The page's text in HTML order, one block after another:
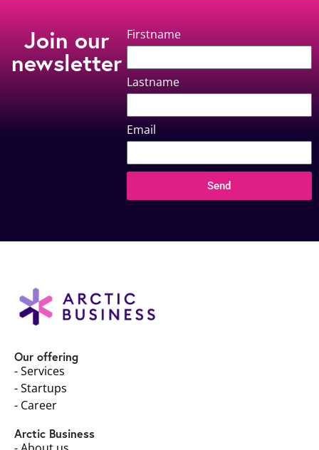
Join our
newsletter
Firstname
Lastname
Email
Send
Our offering
- Services
- Startups
- Career
Arctic Business